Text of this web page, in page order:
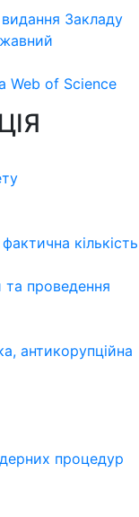
видання Закладу
Web of Science
кількість
та проведення
антикорупційна
процедур